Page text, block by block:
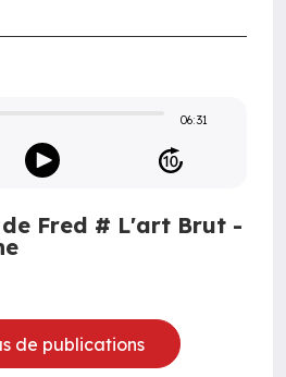
06:31
de Fred # L'art Brut -
de publications